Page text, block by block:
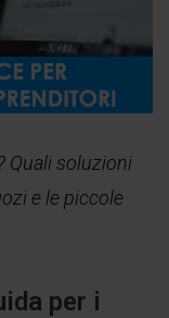
Quali soluzioni
e le piccole
per i